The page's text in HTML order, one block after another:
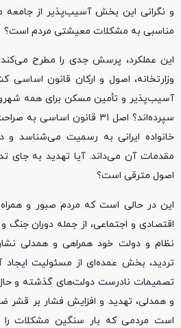
و نگرانی این بخش آسیب‌پذیر از جامعه
مناسبی به مشکلات معیشتی مردم است؟
این عملکرد، پرسش جدی را مطرح
وزارتخانه، اصول و ارکان قانون اساسی
آسیب‌پذیر و تأمین مسکن برای همه
سپرده‌اند؟ اصل ۳۱ قانون
خانواده ایرانی به رسمیت می‌شناسد و
مقدمات آن می‌داند. آیا تهدید به جای
اصول مترقی است؟
این در حالی است که مردم صبور و
اقتصادی و اجتماعی، از جمله دوران جنگ و
نظام و دولت خود همراهی و همدلی
تردید، بخش عمده‌ای از مسئولیت
تصمیمات نادرست دولت‌های گذشته و
و همدلی، تهدید و افزایش فشار بر قشر
است مردمی که بار سنگین مشکلات